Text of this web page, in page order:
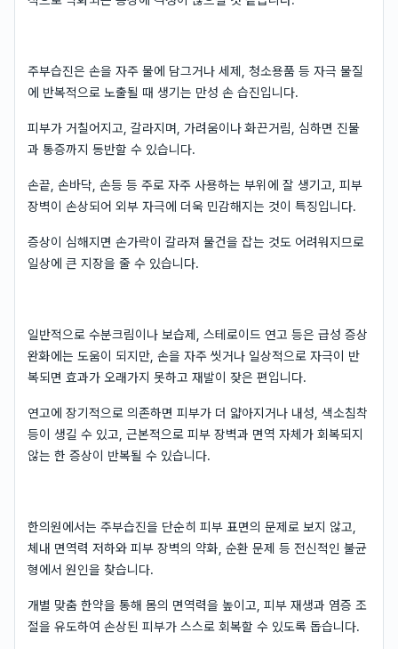
주부습진은 손을 자주 물에 담그거나 세제, 청소용품 등 자극 물질
에 반복적으로 노출될 때 생기는 만성 손 습진입니다.
피부가 거칠어지고, 갈라지며, 가려움이나 화끈거림, 심하면 진물
과 통증까지 동반할 수 있습니다.
손끝, 손바닥, 손등 등 주로 자주 사용하는 부위에 잘 생기고, 피부
장벽이 손상되어 외부 자극에 더욱 민감해지는 것이 특징입니다.
증상이 심해지면 손가락이 갈라져 물건을 잡는 것도 어려워지므로
일상에 큰 지장을 줄 수 있습니다.
일반적으로 수분크림이나 보습제, 스테로이드 연고 등은 급성 증상
완화에는 도움이 되지만, 손을 자주 씻거나 일상적으로 자극이 반
복되면 효과가 오래가지 못하고 재발이 잦은 편입니다.
연고에 장기적으로 의존하면 피부가 더 얇아지거나 내성, 색소침착
등이 생길 수 있고, 근본적으로 피부 장벽과 면역 자체가 회복되지
않는 한 증상이 반복될 수 있습니다.
한의원에서는 주부습진을 단순히 피부 표면의 문제로 보지 않고,
체내 면역력 저하와 피부 장벽의 약화, 순환 문제 등 전신적인 불균
형에서 원인을 찾습니다.
개별 맞춤 한약을 통해 몸의 면역력을 높이고, 피부 재생과 염증 조
절을 유도하여 손상된 피부가 스스로 회복할 수 있도록 돕습니다.